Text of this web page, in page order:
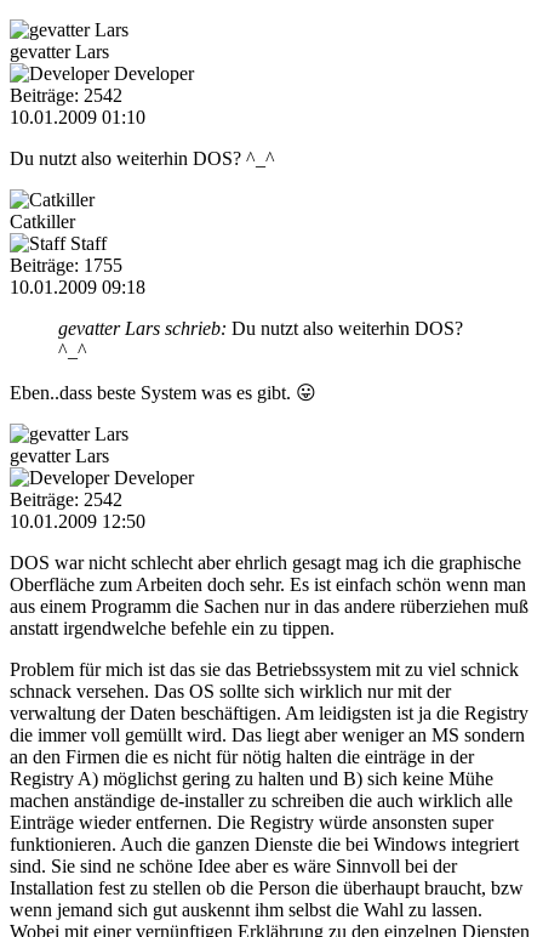
gevatter Lars
Developer
Beiträge: 2542
10.01.2009 01:10
Du nutzt also weiterhin DOS? ^_^
Catkiller
Staff
Beiträge: 1755
10.01.2009 09:18
gevatter Lars schrieb: Du nutzt also weiterhin DOS?
^_^
Eben..dass beste System was es gibt. 😛
gevatter Lars
Developer
Beiträge: 2542
10.01.2009 12:50
DOS war nicht schlecht aber ehrlich gesagt mag ich die graphische
Oberfläche zum Arbeiten doch sehr. Es ist einfach schön wenn man
aus einem Programm die Sachen nur in das andere rüberziehen muß
anstatt irgendwelche befehle ein zu tippen.
Problem für mich ist das sie das Betriebssystem mit zu viel schnick
schnack versehen. Das OS sollte sich wirklich nur mit der
verwaltung der Daten beschäftigen. Am leidigsten ist ja die Registry
die immer voll gemüllt wird. Das liegt aber weniger an MS sondern
an den Firmen die es nicht für nötig halten die einträge in der
Registry A) möglichst gering zu halten und B) sich keine Mühe
machen anständige de-installer zu schreiben die auch wirklich alle
Einträge wieder entfernen. Die Registry würde ansonsten super
funktionieren. Auch die ganzen Dienste die bei Windows integriert
sind. Sie sind ne schöne Idee aber es wäre Sinnvoll bei der
Installation fest zu stellen ob die Person die überhaupt braucht, bzw
wenn jemand sich gut auskennt ihm selbst die Wahl zu lassen.
Wobei mit einer vernünftigen Erklährung zu den einzelnen Diensten